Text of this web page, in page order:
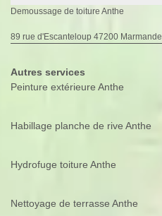
Demoussage de toiture Anthe
89 rue d'Escanteloup 47200 Marmande
Autres services
Peinture extérieure Anthe
Habillage planche de rive Anthe
Hydrofuge toiture Anthe
Nettoyage de terrasse Anthe